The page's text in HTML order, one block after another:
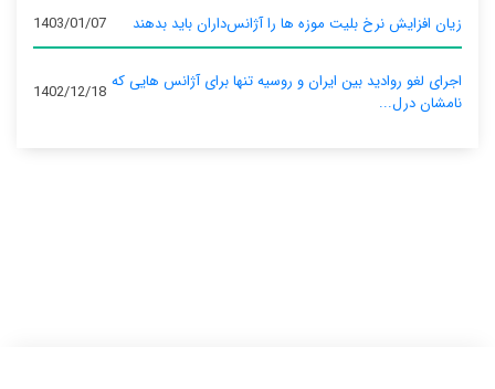
زیان افزایش نرخ بلیت موزه ها را آژانس‌داران باید بدهند 1403/01/07
اجرای لغو روادید بین ایران و روسیه تنها برای آژانس‌ هایی که
نامشان درل...
1402/12/18